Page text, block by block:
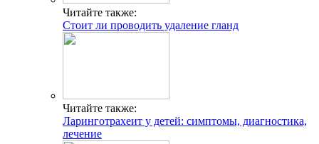
Читайте также:
Стоит ли проводить удаление гланд
Читайте также:
Ларинготрахеит у детей: симптомы, диагностика,
лечение